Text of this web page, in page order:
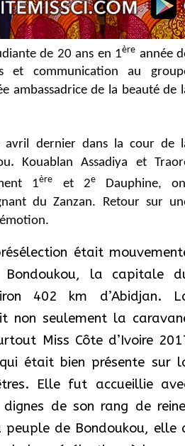
de 20 ans en 1ère année
et communication au
ambassadrice de la beauté de
avril dernier dans la cour de
. Kouablan Assadiya et
1ère et 2eDauphine,
du Zanzan. Retour sur
était
la capitale
402 km d’Abidjan.
non seulement la
Miss Côte d’Ivoire
était bien présente sur
Elle fut accueillie
de son rang de
peuple de Bondoukou, elle